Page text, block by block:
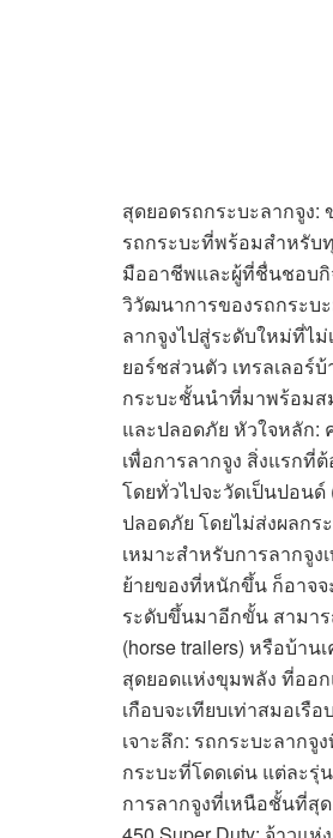
สุดยอดรถกระบะลากจูง
รถกระบะที่พร้อมสำหรับ
มืออาชีพและผู้ที่ชื่นชอบกิ
วิวัฒนาการของรถกระบ
ลากจูงไปสู่ระดับใหม่ที่ไ
ยอร์ชส่วนตัว เทรลเลอร์
กระบะชั้นนำที่มาพร้อมส
และปลอดภัย หัวใจหลัก:
เพื่อการลากจูง สิ่งแรกที่
โดยทั่วไปจะวัดเป็นปอน
ปลอดภัย โดยไม่ส่งผลกร
เหมาะสำหรับการลากจู
ย้ายของที่หนักขึ้น ก็อาจจ
ระดับขึ้นมาอีกขั้น สามาร
(horse trailers) หรือบ้าน
สุดยอดแห่งขุมพลัง ที่ออ
เกือบจะเทียบเท่าสมอเรื
เจาะลึก: รถกระบะลาก
กระบะที่โดดเด่น แต่ละ
การลากจูงที่เหนือชั้นที่สุ